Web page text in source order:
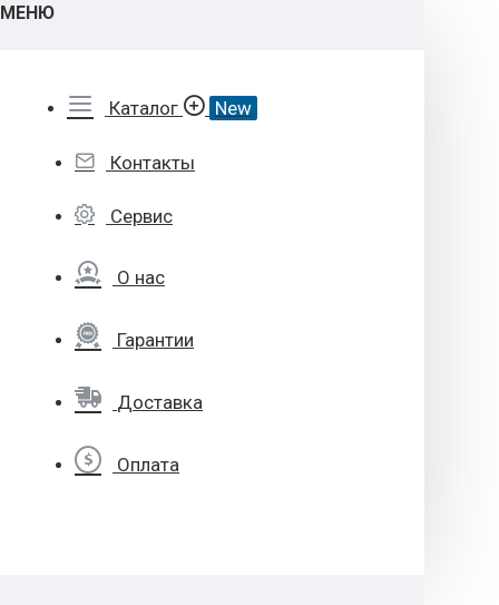
МЕНЮ
Каталог New
Контакты
Сервис
О нас
Гарантии
Доставка
Оплата